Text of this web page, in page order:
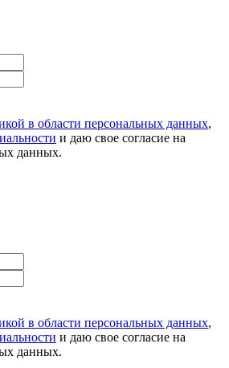
в области персональных данных,
и даю свое согласие на
данных.
в области персональных данных,
и даю свое согласие на
данных.